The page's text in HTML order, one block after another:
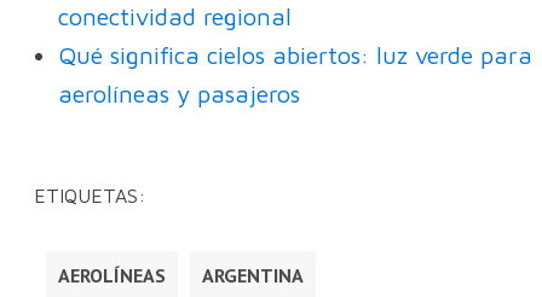
conectividad regional
Qué significa cielos abiertos: luz verde para
aerolíneas y pasajeros
ETIQUETAS:
AEROLÍNEAS ARGENTINA